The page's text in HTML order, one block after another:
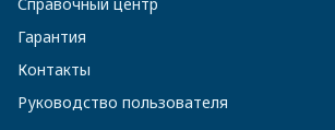
Гарантия
Контакты
Руководство пользователя